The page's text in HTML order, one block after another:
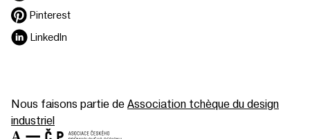
Pinterest
LinkedIn
Nous faisons partie deAssociation tchèque du design
industriel